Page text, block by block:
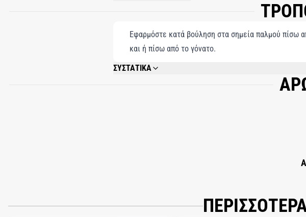
Εφαρμόστε κατά βούληση στα σημεία παλμού πίσω
και ή πίσω από το γόνατο.
ΣΥΣΤΑΤΙΚΑ
ALCOHOL DENAT., PARFUM (FRAGRANCE), AQUA (WATER),
LIMONENE, CINNAMAL, LINALOOL, ISOEUGENOL, CITRAL,